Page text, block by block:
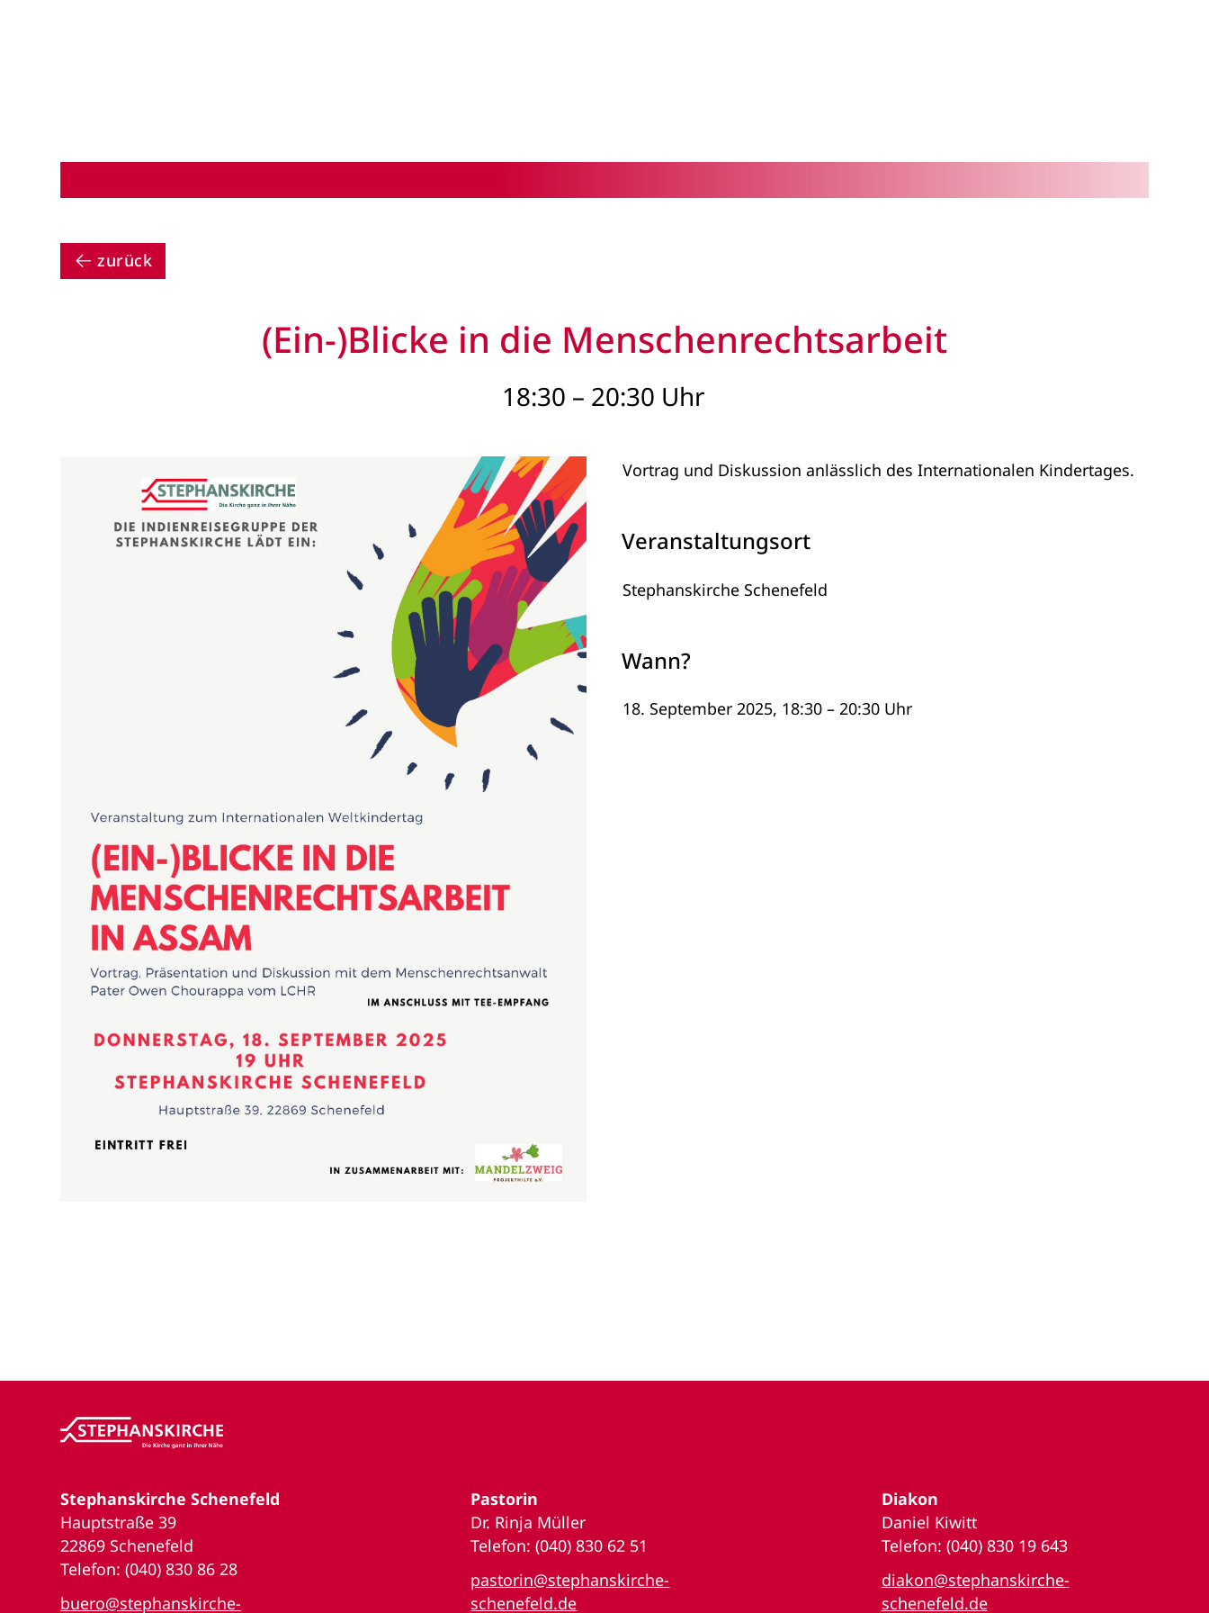
zurück
(Ein-)Blicke in die Menschenrechtsarbeit
18:30 – 20:30 Uhr
Vortrag und Diskussion anlässlich des Internationalen Kindertages.
Veranstaltungsort
Stephanskirche Schenefeld
Wann?
18. September 2025, 18:30 – 20:30 Uhr
Stephanskirche Schenefeld
Hauptstraße 39
22869 Schenefeld
Telefon: (040) 830 86 28
buero@stephanskirche-
Pastorin
Dr. Rinja Müller
Telefon: (040) 830 62 51
pastorin@stephanskirche-
schenefeld.de
Diakon
Daniel Kiwitt
Telefon: (040) 830 19 643
diakon@stephanskirche-
schenefeld.de